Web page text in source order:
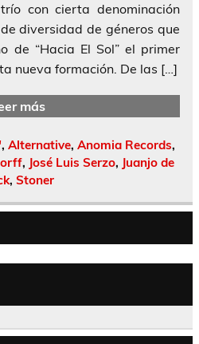
con cierta denominación
diversidad de géneros que
de “Hacia El Sol” el primer
nueva formación. De las […]
más
, Alternative, Anomia Records,
, José Luis Serzo, Juanjo de
, Stoner